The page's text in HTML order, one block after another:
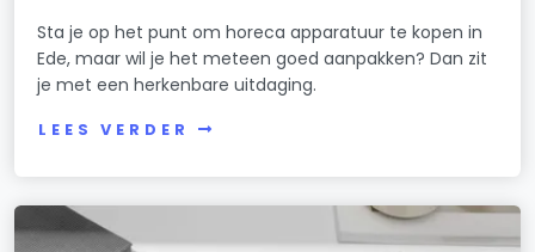
Sta je op het punt om horeca apparatuur te kopen in
Ede, maar wil je het meteen goed aanpakken? Dan zit
je met een herkenbare uitdaging.
LEES VERDER